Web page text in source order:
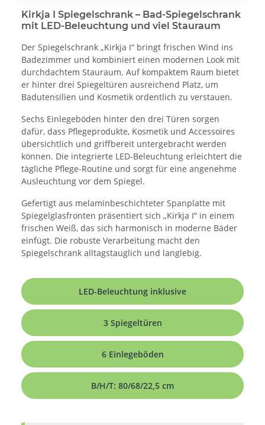
Kirkja I Spiegelschrank – Bad-Spiegelschrank
mit LED-Beleuchtung und viel Stauraum
Der Spiegelschrank „Kirkja I“ bringt frischen Wind ins
Badezimmer und kombiniert einen modernen Look mit
durchdachtem Stauraum. Auf kompaktem Raum bietet
er hinter drei Spiegeltüren ausreichend Platz, um
Badutensilien und Kosmetik ordentlich zu verstauen.
Sechs Einlegeböden hinter den drei Türen sorgen
dafür, dass Pflegeprodukte, Kosmetik und Accessoires
übersichtlich und griffbereit untergebracht werden
können. Die integrierte LED-Beleuchtung erleichtert die
tägliche Pflege-Routine und sorgt für eine angenehme
Ausleuchtung vor dem Spiegel.
Gefertigt aus melaminbeschichteter Spanplatte mit
Spiegelglasfronten präsentiert sich „Kirkja I“ in einem
frischen Weiß, das sich harmonisch in moderne Bäder
einfügt. Die robuste Verarbeitung macht den
Spiegelschrank alltagstauglich und langlebig.
LED-Beleuchtung inklusive
3 Spiegeltüren
6 Einlegeböden
B/H/T: 80/68/22,5 cm